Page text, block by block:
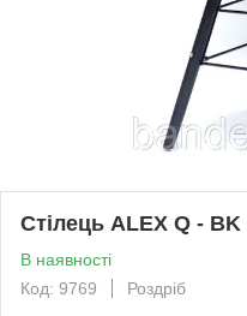
Стілець ALEX Q -
В наявності
Код: 9769
Роздріб